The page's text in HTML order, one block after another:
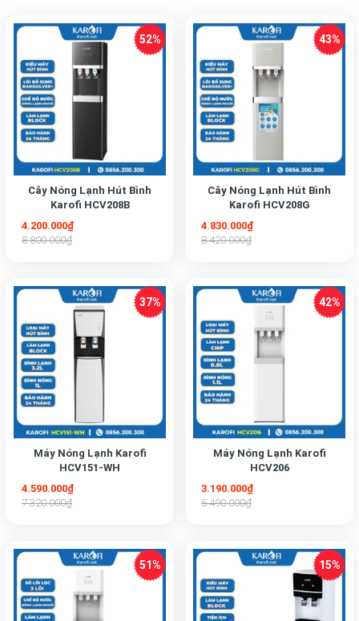
Cây Nóng Lạnh Hút Bình
Karofi HCV208B
4.200.000₫
8.800.000₫
Cây Nóng Lạnh Hút Bình
Karofi HCV208G
4.830.000₫
8.420.000₫
Máy Nóng Lạnh Karofi
HCV151-WH
4.590.000₫
7.320.000₫
Máy Nóng Lạnh Karofi
HCV206
3.190.000₫
5.490.000₫